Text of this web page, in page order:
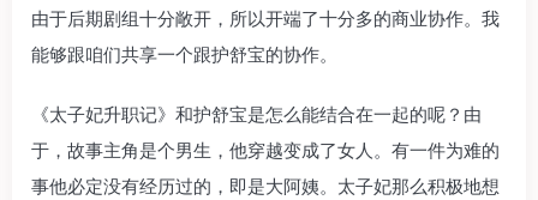
由于后期剧组十分敞开，所以开端了十分多的商业协作。我
能够跟咱们共享一个跟护舒宝的协作。
《太子妃升职记》和护舒宝是怎么能结合在一起的呢？由
于，故事主角是个男生，他穿越变成了女人。有一件为难的
事他必定没有经历过的，即是大阿姨。太子妃那么积极地想